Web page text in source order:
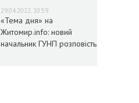
29.04.2022, 10:59
«Тема дня» на
Житомир.info: новий
начальник ГУНП розповість